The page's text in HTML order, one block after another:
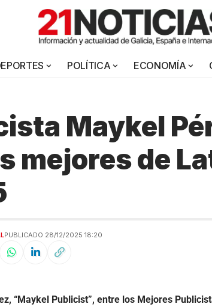
POLÍTICA ECONOMÍA
Maykel
mejores de
PUBLICADO 28/12/2025 18:20
“Maykel Publicist”, entre los Mejores